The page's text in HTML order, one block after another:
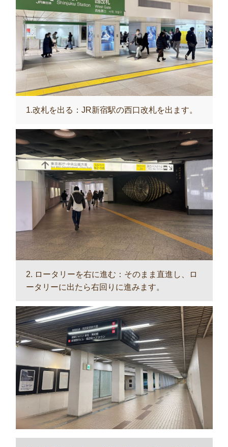
1.改札を出る：JR新宿駅の西口改札を出ます。
2. ロータリーを右に進む：そのまま直進し、ロ
ータリーに出たら右回りに進みます。